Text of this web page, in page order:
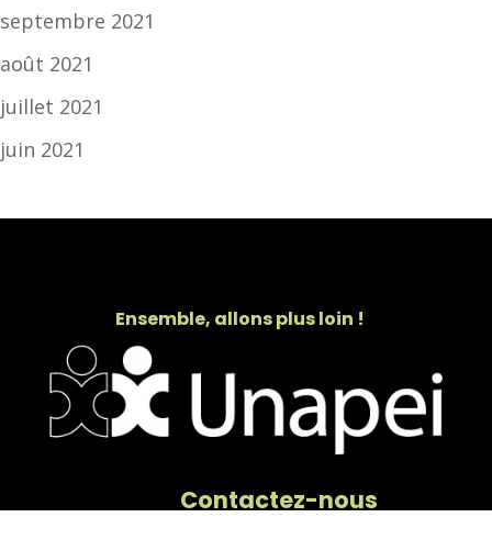
septembre 2021
août 2021
juillet 2021
juin 2021
Ensemble, allons plus loin !
Contactez-nous